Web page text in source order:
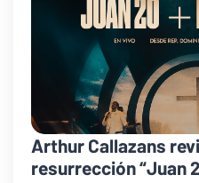
Arthur Callazans
resurrección “Juan